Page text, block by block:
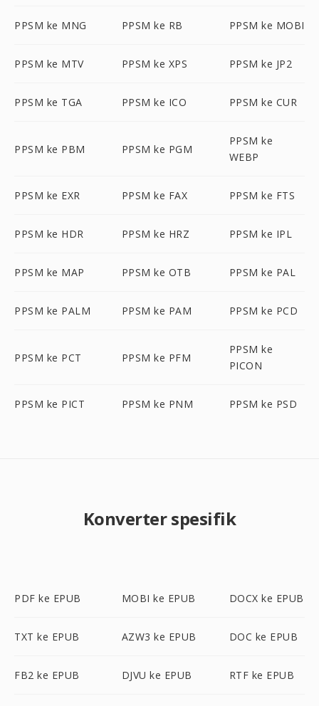
PPSM ke MNG PPSM ke RB PPSM ke MOBI
PPSM ke MTV PPSM ke XPS PPSM ke JP2
PPSM ke TGA PPSM ke ICO PPSM ke CUR
PPSM ke PBM PPSM ke PGM
PPSM ke
WEBP
PPSM ke EXR PPSM ke FAX PPSM ke FTS
PPSM ke HDR PPSM ke HRZ PPSM ke IPL
PPSM ke MAP PPSM ke OTB PPSM ke PAL
PPSM ke PALM PPSM ke PAM PPSM ke PCD
PPSM ke PCT PPSM ke PFM
PPSM ke
PICON
PPSM ke PICT PPSM ke PNM PPSM ke PSD
Konverter spesifik
PDF ke EPUB MOBI ke EPUB DOCX ke EPUB
TXT ke EPUB AZW3 ke EPUB DOC ke EPUB
FB2 ke EPUB DJVU ke EPUB RTF ke EPUB